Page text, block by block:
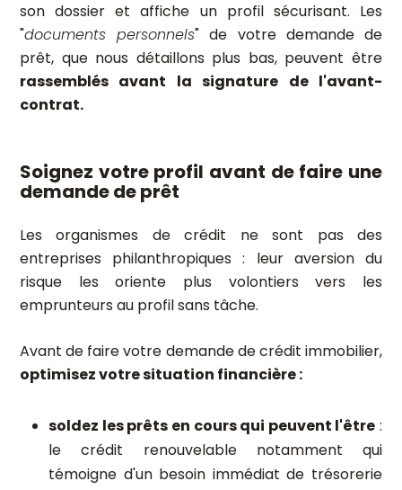
son dossier et affiche un profil sécurisant. Les
"documents personnels" de votre demande de
prêt, que nous détaillons plus bas, peuvent être
rassemblés avant la signature de l'avant-
contrat.
Soignez votre profil avant de faire une
demande de prêt
Les organismes de crédit ne sont pas des
entreprises philanthropiques : leur aversion du
risque les oriente plus volontiers vers les
emprunteurs au profil sans tâche.
Avant de faire votre demande de crédit immobilier,
optimisez votre situation financière :
soldez les prêts en cours qui peuvent l'être :
le crédit renouvelable notamment qui
témoigne d'un besoin immédiat de trésorerie